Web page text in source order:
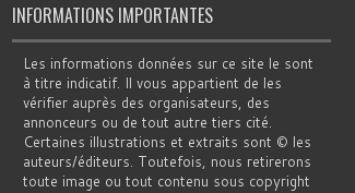
INFORMATIONS IMPORTANTES
Les informations données sur ce site le sont
à titre indicatif. Il vous appartient de les
vérifier auprès des organisateurs, des
annonceurs ou de tout autre tiers cité.
Certaines illustrations et extraits sont © les
auteurs/éditeurs. Toutefois, nous retirerons
toute image ou tout contenu sous copyright